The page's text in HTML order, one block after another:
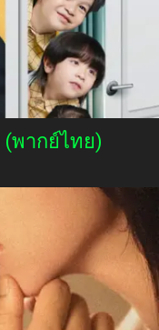
(พากย์ไทย)